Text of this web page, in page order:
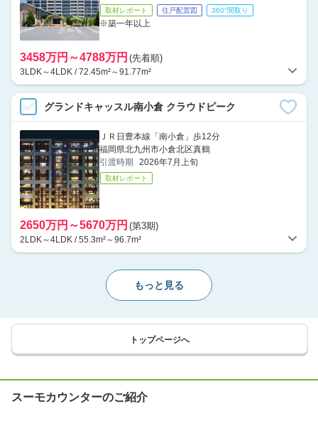
取材レポート 住戸配置図 360°間取り
※築一年以上
3458万円～4788万円 (先着順)
3LDK～4LDK / 72.45m²～91.77m²
グランドキャッスル南小倉 クラウドピーク
ＪＲ日豊本線「南小倉」歩12分
福岡県北九州市小倉北区真鶴
引渡時期
2026年7月上旬
取材レポート
2650万円～5670万円 (第3期)
2LDK～4LDK / 55.3m²～96.7m²
もっと見る
トップページへ
スーモカウンターのご紹介